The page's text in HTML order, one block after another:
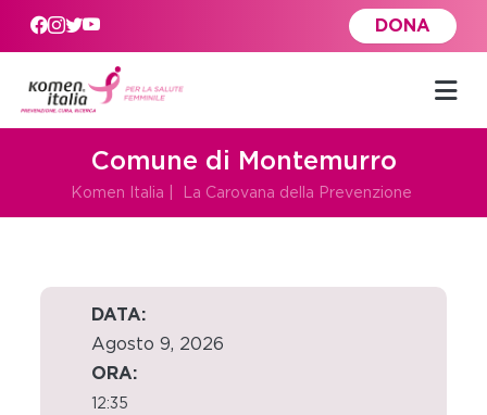
Skip to main content
DONA
Comune di Montemurro
Komen Italia La Carovana della Prevenzione
DATA:
Agosto 9, 2026
ORA:
12:35